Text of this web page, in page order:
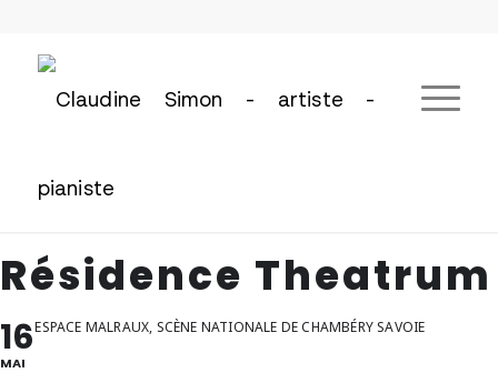
Résidence Theatrum
16
MAI
ESPACE MALRAUX, SCÈNE NATIONALE DE CHAMBÉRY SAVOIE